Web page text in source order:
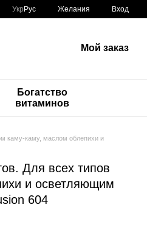
Укр Рус Желания Вход
Мой заказ
Богатство
витаминов
каму-каму, маслом облепихи и
Для всех типов
и осветляющим
604